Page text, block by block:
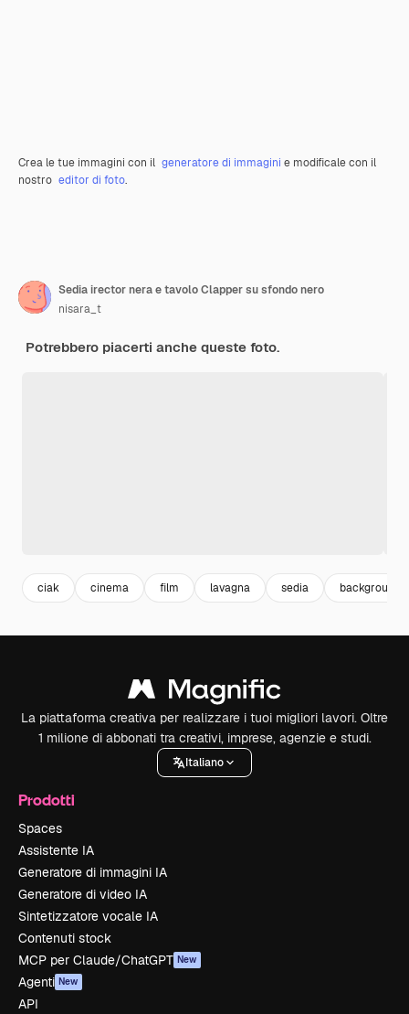
Crea le tue immagini con il generatore di immagini e modificale con il
nostro editor di foto.
Sedia irector nera e tavolo Clapper su sfondo nero
nisara_t
Potrebbero piacerti anche queste foto.
ciak cinema film lavagna sedia background
La piattaforma creativa per realizzare i tuoi migliori lavori. Oltre
1 milione di abbonati tra creativi, imprese, agenzie e studi.
Italiano
Prodotti
Spaces
Assistente IA
Generatore di immagini IA
Generatore di video IA
Sintetizzatore vocale IA
Contenuti stock
MCP per Claude/ChatGPT New
Agenti New
API